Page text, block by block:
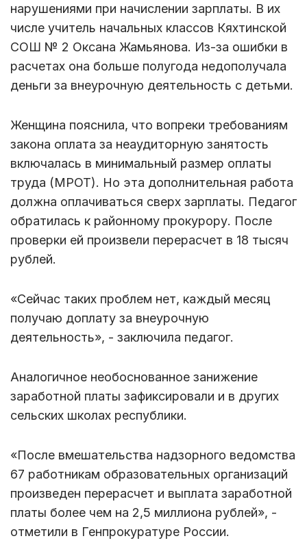
нарушениями при начислении зарплаты. В их
числе учитель начальных классов Кяхтинской
СОШ № 2 Оксана Жамьянова. Из-за ошибки в
расчетах она больше полугода недополучала
деньги за внеурочную деятельность с детьми.
Женщина пояснила, что вопреки требованиям
закона оплата за неаудиторную занятость
включалась в минимальный размер оплаты
труда (МРОТ). Но эта дополнительная работа
должна оплачиваться сверх зарплаты. Педагог
обратилась к районному прокурору. После
проверки ей произвели перерасчет в 18 тысяч
рублей.
«Сейчас таких проблем нет, каждый месяц
получаю доплату за внеурочную
деятельность», - заключила педагог.
Аналогичное необоснованное занижение
заработной платы зафиксировали и в других
сельских школах республики.
«После вмешательства надзорного ведомства
67 работникам образовательных организаций
произведен перерасчет и выплата заработной
платы более чем на 2,5 миллиона рублей», -
отметили в Генпрокуратуре России.